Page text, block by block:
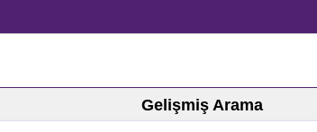
Gelişmiş Arama